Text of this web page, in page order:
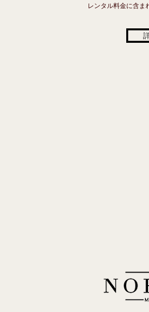
- ブックスフォ
- ファッショ
スタジオをご
- ファッショ
レンタル料金に含ま